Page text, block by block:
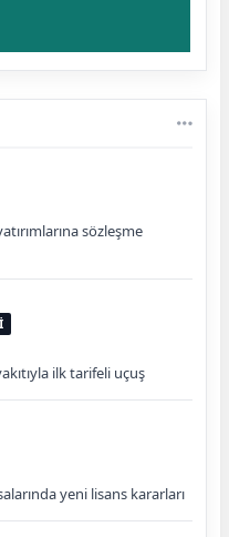
sözleşme
ilk tarifeli uçuş
yeni lisans kararları